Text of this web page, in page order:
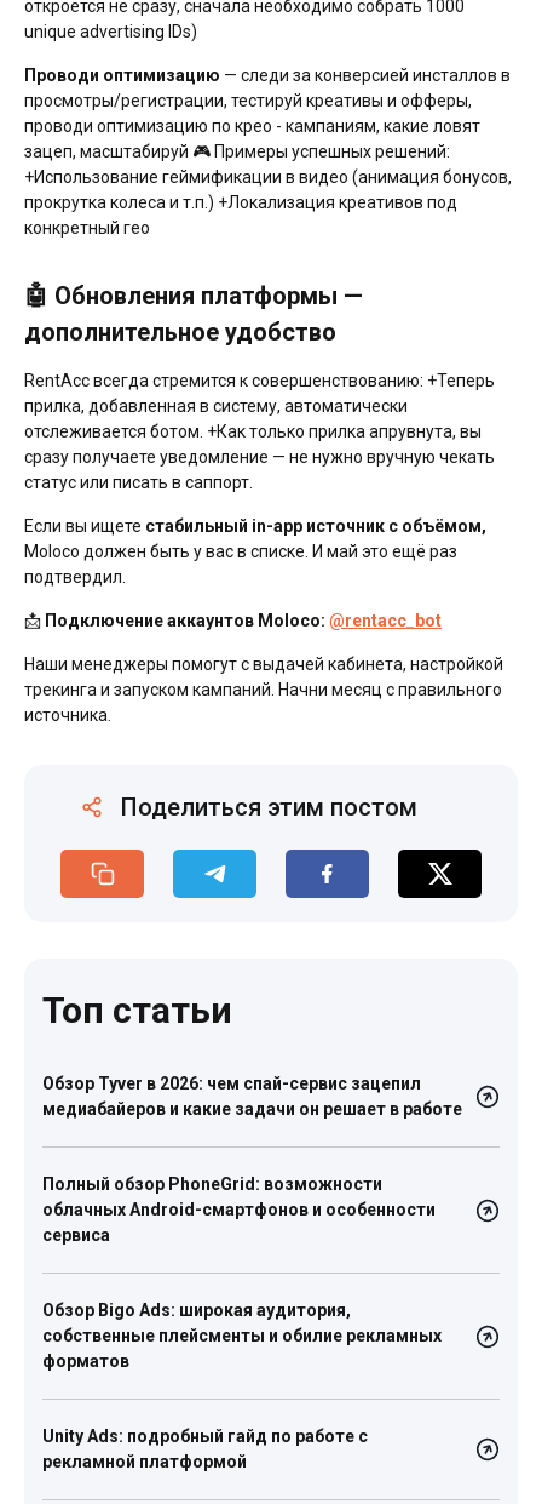
откроется не сразу, сначала необходимо собрать 1000
unique advertising IDs)
Проводи оптимизацию — следи за конверсией инсталлов в
просмотры/регистрации, тестируй креативы и офферы,
проводи оптимизацию по крео - кампаниям, какие ловят
зацеп, масштабируй 🎮 Примеры успешных решений:
+Использование геймификации в видео (анимация бонусов,
прокрутка колеса и т.п.) +Локализация креативов под
конкретный гео
🤖 Обновления платформы —
дополнительное удобство
RentAcc всегда стремится к совершенствованию: +Теперь
прилка, добавленная в систему, автоматически
отслеживается ботом. +Как только прилка апрувнута, вы
сразу получаете уведомление — не нужно вручную чекать
статус или писать в саппорт.
Если вы ищете стабильный in-app источник с объёмом,
Moloco должен быть у вас в списке. И май это ещё раз
подтвердил.
📩 Подключение аккаунтов Moloco: @rentacc_bot
Наши менеджеры помогут с выдачей кабинета, настройкой
трекинга и запуском кампаний. Начни месяц с правильного
источника.
Поделиться этим постом
Топ статьи
Обзор Tyver в 2026: чем спай-сервис зацепил
медиабайеров и какие задачи он решает в работе
Полный обзор PhoneGrid: возможности
облачных Android-смартфонов и особенности
сервиса
Обзор Bigo Ads: широкая аудитория,
собственные плейсменты и обилие рекламных
форматов
Unity Ads: подробный гайд по работе с
рекламной платформой